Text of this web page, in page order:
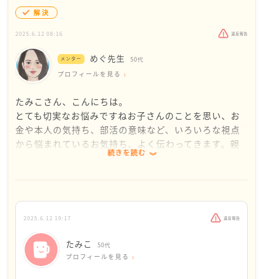
ありがとうございました。
解決
2025.6.12 08:16 違反報告
メンター めぐ先生 50代
プロフィールを見る
たみこさん、こんにちは。
とても切実なお悩みですねお子さんのことを思い、お
金や本人の気持ち、部活の意味など、いろいろな視点
から悩まれているお気持ち、よく伝わってきます。親
としては「頑張って続けてほしい」と「無理に続けな
まず、サッカー部に挑戦しようと思ったお子さんの“新
れ、とても価値のあることです。初心者で勇気を出し
て飛び込んだ、その経験自体が大きな財産になるはず
続きを読む
2025.6.12 19:17 違反報告
たみこ 50代
プロフィールを見る